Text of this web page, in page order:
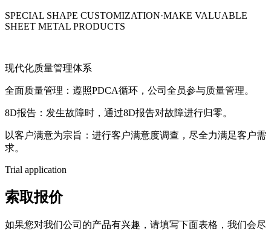
SPECIAL SHAPE CUSTOMIZATION·MAKE VALUABLE
SHEET METAL PRODUCTS
现代化质量管理体系
全面质量管理：遵照PDCA循环，公司全员参与质量管理。
8D报告：发生故障时，通过8D报告对故障进行归零。
以客户满意为宗旨：进行客户满意度调查，尽全力满足客户需
求。
Trial application
索取报价
如果您对我们公司的产品有兴趣，请填写下面表格，我们会尽